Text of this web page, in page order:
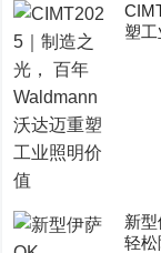
塑
新
轻